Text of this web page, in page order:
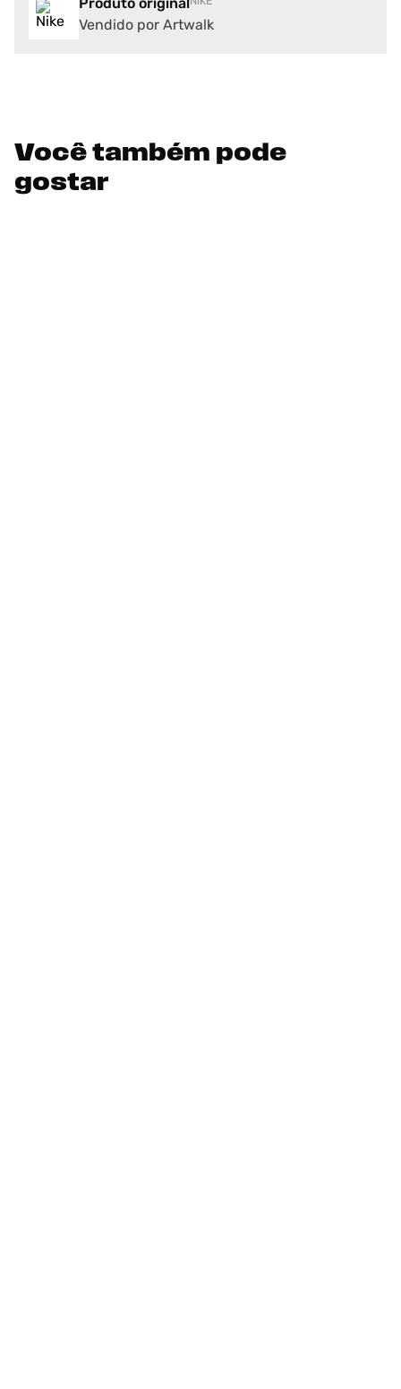
Vendido por Artwalk
Você também pode
gostar